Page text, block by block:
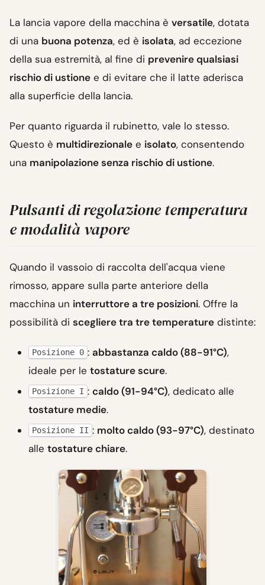
La lancia vapore della macchina è versatile, dotata
di una buona potenza, ed è isolata, ad eccezione
della sua estremità, al fine di prevenire qualsiasi
rischio di ustione e di evitare che il latte aderisca
alla superficie della lancia.
Per quanto riguarda il rubinetto, vale lo stesso.
Questo è multidirezionale e isolato, consentendo
una manipolazione senza rischio di ustione.
Pulsanti di regolazione temperatura
e modalità vapore
Quando il vassoio di raccolta dell'acqua viene
rimosso, appare sulla parte anteriore della
macchina un interruttore a tre posizioni. Offre la
possibilità di scegliere tra tre temperature distinte:
Posizione 0 : abbastanza caldo (88-91°C),
ideale per le tostature scure.
Posizione I : caldo (91-94°C), dedicato alle
tostature medie.
Posizione II : molto caldo (93-97°C), destinato
alle tostature chiare.